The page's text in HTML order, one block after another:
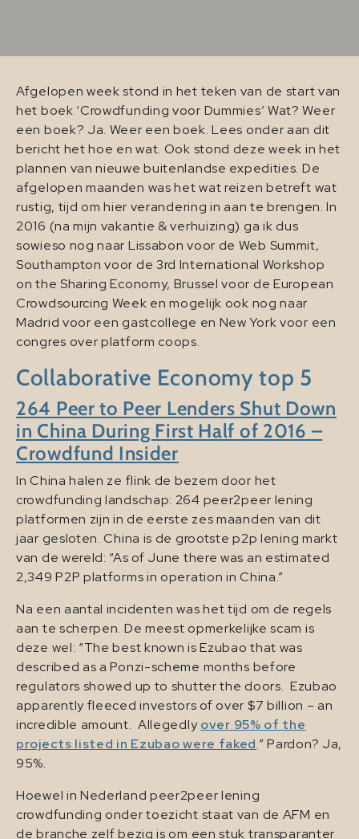
Afgelopen week stond in het teken van de start van
het boek ‘Crowdfunding voor Dummies’ Wat? Weer
een boek? Ja. Weer een boek. Lees onder aan dit
bericht het hoe en wat. Ook stond deze week in het
plannen van nieuwe buitenlandse expedities. De
afgelopen maanden was het wat reizen betreft wat
rustig, tijd om hier verandering in aan te brengen. In
2016 (na mijn vakantie & verhuizing) ga ik dus
sowieso nog naar Lissabon voor de Web Summit,
Southampton voor de 3rd International Workshop
on the Sharing Economy, Brussel voor de European
Crowdsourcing Week en mogelijk ook nog naar
Madrid voor een gastcollege en New York voor een
congres over platform coops.
Collaborative Economy top 5
264 Peer to Peer Lenders Shut Down
in China During First Half of 2016 –
Crowdfund Insider
In China halen ze flink de bezem door het
crowdfunding landschap: 264 peer2peer lening
platformen zijn in de eerste zes maanden van dit
jaar gesloten. China is de grootste p2p lening markt
van de wereld: “As of June there was an estimated
2,349 P2P platforms in operation in China.”
Na een aantal incidenten was het tijd om de regels
aan te scherpen. De meest opmerkelijke scam is
deze wel: “The best known is Ezubao that was
described as a Ponzi-scheme months before
regulators showed up to shutter the doors. Ezubao
apparently fleeced investors of over $7 billion – an
incredible amount. Allegedlyover 95% of the
projects listed in Ezubao were faked.” Pardon? Ja,
95%.
Hoewel in Nederland peer2peer lening
crowdfunding onder toezicht staat van de AFM en
de branche zelf bezig is om een stuk transparanter